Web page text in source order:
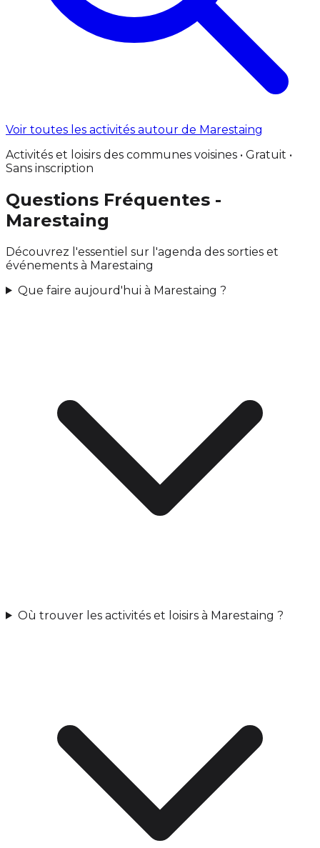
Voir toutes les activités autour de Marestaing
Activités et loisirs des communes voisines • Gratuit •
Sans inscription
Questions Fréquentes -
Marestaing
Découvrez l'essentiel sur l'agenda des sorties et
événements à Marestaing
Que faire aujourd'hui à Marestaing ?
Où trouver les activités et loisirs à Marestaing ?